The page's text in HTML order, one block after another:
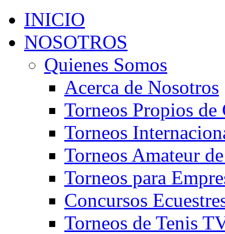
INICIO
NOSOTROS
Quienes Somos
Acerca de Nosotros
Torneos Propios
Torneos
Torneos Amateur
Torneos para
Concursos
Torneos de Tenis